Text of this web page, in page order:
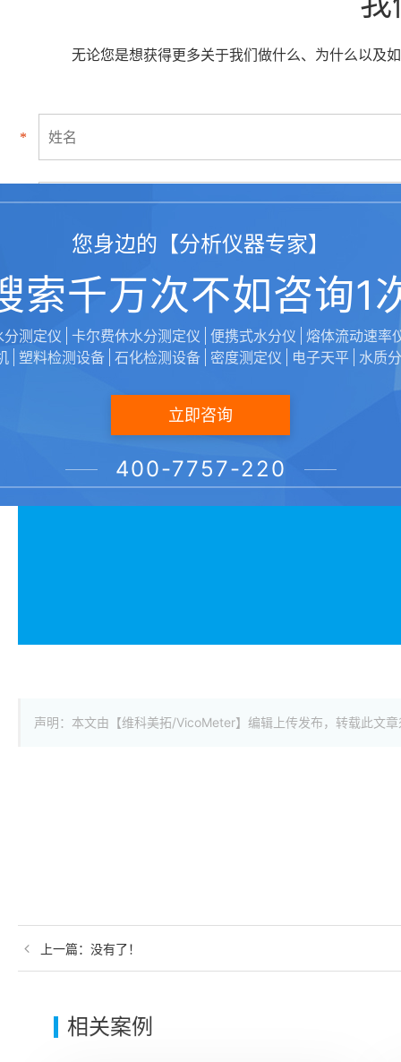
无论您是想获得更多关于我们做什么、为什么以及
*
*
*
声明：本文由【维科美拓/VicoMeter】编辑上传发布，转载此文
上一篇： 没有了！
相关案例
您身边的【分析仪器专家】
索千万次不如咨询1
分测定仪 卡尔费休水分测定仪 便携式水分仪 熔体流动速率
塑料检测设备 石化检测设备 密度测定仪 电子天平 水质
立即咨询
400-7757-220